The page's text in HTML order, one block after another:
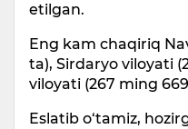
etilgan.
Eng kam chaqiriq
ta), Sirdaryo viloyati
viloyati (267 ming
Eslatib o‘tamiz,